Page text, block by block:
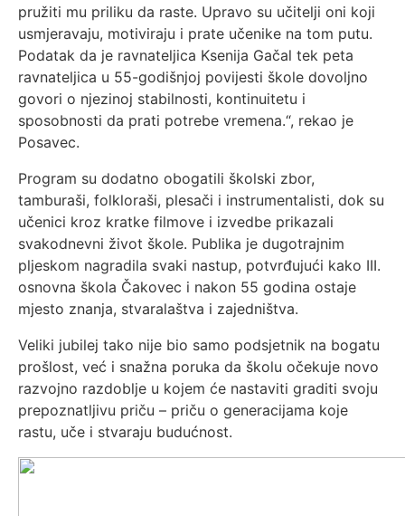
pružiti mu priliku da raste. Upravo su učitelji oni koji
usmjeravaju, motiviraju i prate učenike na tom putu.
Podatak da je ravnateljica Ksenija Gačal tek peta
ravnateljica u 55-godišnjoj povijesti škole dovoljno
govori o njezinoj stabilnosti, kontinuitetu i
sposobnosti da prati potrebe vremena.“, rekao je
Posavec.
Program su dodatno obogatili školski zbor,
tamburaši, folkloraši, plesači i instrumentalisti, dok su
učenici kroz kratke filmove i izvedbe prikazali
svakodnevni život škole. Publika je dugotrajnim
pljeskom nagradila svaki nastup, potvrđujući kako III.
osnovna škola Čakovec i nakon 55 godina ostaje
mjesto znanja, stvaralaštva i zajedništva.
Veliki jubilej tako nije bio samo podsjetnik na bogatu
prošlost, već i snažna poruka da školu očekuje novo
razvojno razdoblje u kojem će nastaviti graditi svoju
prepoznatljivu priču – priču o generacijama koje
rastu, uče i stvaraju budućnost.